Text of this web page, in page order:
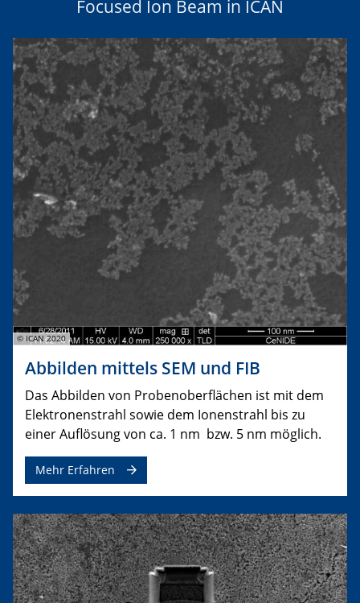
Focused Ion Beam in ICAN
© ICAN 2020
Abbilden mittels SEM und FIB
Das Abbilden von Probenoberflächen ist mit dem
Elektronenstrahl sowie dem Ionenstrahl bis zu
einer Auflösung von ca. 1 nm bzw. 5 nm möglich.
Mehr Erfahren